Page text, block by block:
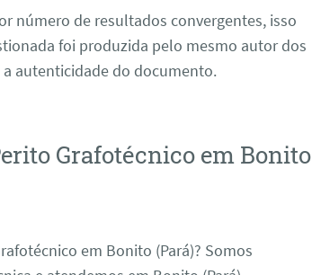
número de resultados convergentes, isso
foi produzida pelo mesmo autor dos
autenticidade do documento.
Grafotécnico em Bonito
em Bonito (Pará)? Somos